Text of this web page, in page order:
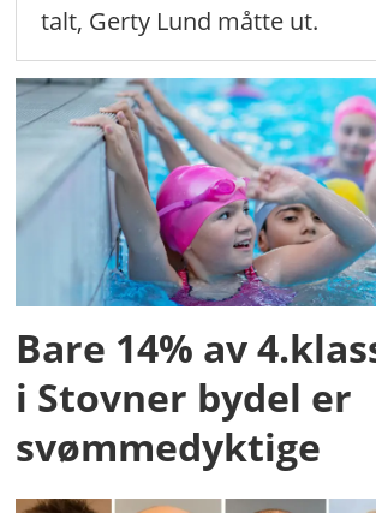
talt, Gerty Lund måtte ut.
Bare 14% av
i Stovner bydel er
svømmedyktige